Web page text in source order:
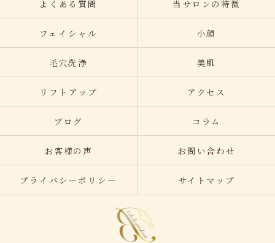
よくある質問 当サロンの特徴
フェイシャル 小顔
毛穴洗浄 美肌
リフトアップ アクセス
ブログ コラム
お客様の声 お問い合わせ
プライバシーポリシー サイトマップ